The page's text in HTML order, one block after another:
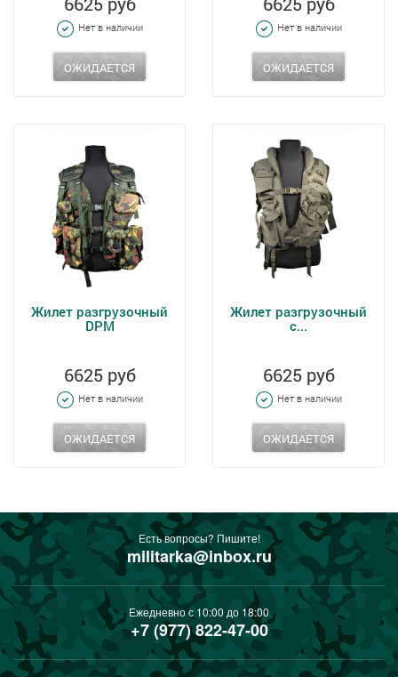
Нет в наличии
ОЖИДАЕТСЯ
Нет в наличии
ОЖИДАЕТСЯ
Жилет разгрузочный
DPM
6625 руб
Нет в наличии
ОЖИДАЕТСЯ
Жилет разгрузочный
с...
6625 руб
Нет в наличии
ОЖИДАЕТСЯ
Есть вопросы? Пишите!
militarka@inbox.ru
Ежедневно с 10:00 до 18:00
+7 (977) 822-47-00